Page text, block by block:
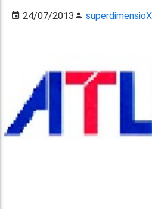
24/07/2013 superdimensioX